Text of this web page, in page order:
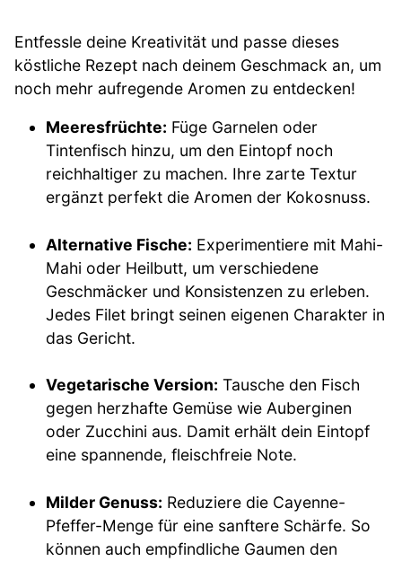
Entfessle deine Kreativität und passe dieses
köstliche Rezept nach deinem Geschmack an, um
noch mehr aufregende Aromen zu entdecken!
Meeresfrüchte: Füge Garnelen oder
Tintenfisch hinzu, um den Eintopf noch
reichhaltiger zu machen. Ihre zarte Textur
ergänzt perfekt die Aromen der Kokosnuss.
Alternative Fische: Experimentiere mit Mahi-
Mahi oder Heilbutt, um verschiedene
Geschmäcker und Konsistenzen zu erleben.
Jedes Filet bringt seinen eigenen Charakter in
das Gericht.
Vegetarische Version: Tausche den Fisch
gegen herzhafte Gemüse wie Auberginen
oder Zucchini aus. Damit erhält dein Eintopf
eine spannende, fleischfreie Note.
Milder Genuss: Reduziere die Cayenne-
Pfeffer-Menge für eine sanftere Schärfe. So
können auch empfindliche Gaumen den